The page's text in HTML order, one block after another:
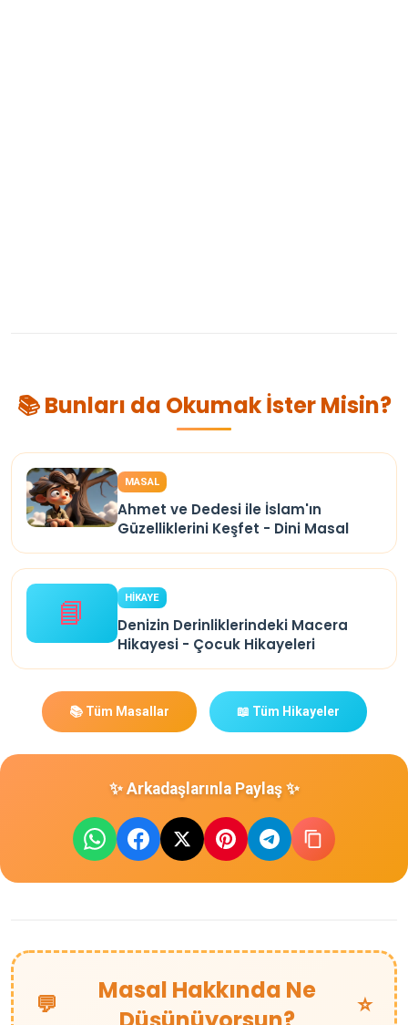
📚 Bunları da Okumak İster Misin?
MASAL
Ahmet ve Dedesi ile İslam'ın
Güzelliklerini Keşfet - Dini Masal
📘 HİKAYE
Denizin Derinliklerindeki Macera
Hikayesi - Çocuk Hikayeleri
📚 Tüm Masallar 📖 Tüm Hikayeler
✨ Arkadaşlarınla Paylaş ✨
💬
Masal Hakkında Ne
⭐